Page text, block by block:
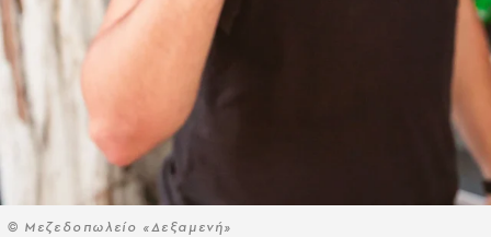
© Μεζεδοπωλείο «Δεξαμενή»